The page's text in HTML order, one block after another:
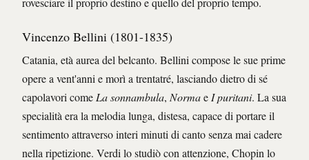
Vincenzo Bellini (1801-1835)
Catania, età aurea del belcanto. Bellini compose le sue prime
opere a vent'anni e morì a trentatré, lasciando dietro di sé
capolavori comeLa sonnambula, NormaeI puritani. La sua
specialità era la melodia lunga, distesa, capace di portare il
sentimento attraverso interi minuti di canto senza mai cadere
nella ripetizione. Verdi lo studiò con attenzione, Chopin lo